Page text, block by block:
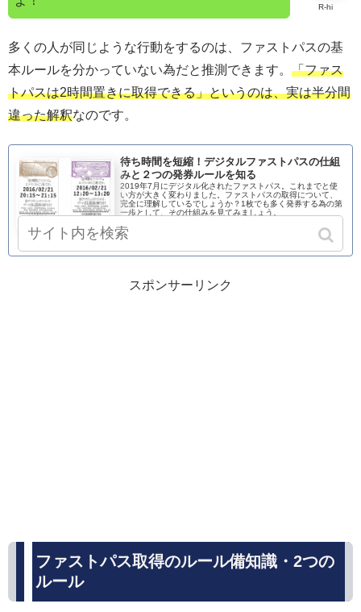
R-hi
多くの人が同じような行動をするのは、ファストパスの基
本ルールを分かっていない為だと推測できます。 「ファス
トパスは2時間置きに取得できる」というのは、実は半分間
違った解釈なのです。
待ち時間を短縮！デジタルファストパスの仕組
みと２つの発券ルールを知る
2019年7月にデジタル化されたファストパス。これまでと使
い方が大きく変わりました。ファストパスの取得について、
完全に理解しているでしょうか？1枚でも多く発券する為の第
一歩として、その仕組みを見てみましょう。
discoverydisney.xyz
スポンサーリンク
ファストパス取得のルール備知識・2つの
ルール